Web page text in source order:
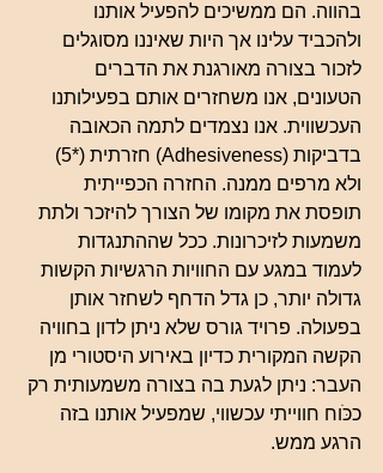
בהווה. הם ממשיכים להפעיל אותנו
ולהכביד עלינו אך היות שאיננו מסוגלים
לזכור בצורה מאורגנת את הדברים
הטעונים, אנו משחזרים אותם בפעילותנו
העכשווית. אנו נצמדים לתמה הכאובה
בדביקות (Adhesiveness) חזרתית (*5)
ולא מרפים ממנה. החזרה הכפייתית
תופסת את מקומו של הצורך להיזכר ולתת
משמעות לזיכרונות. ככל שההתנגדות
לעמוד במגע עם החוויות הרגשיות הקשות
גדולה יותר, כן גדל הדחף לשחזר אותן
בפעולה. פרויד גורס שלא ניתן לדון בחוויה
הקשה המקורית כדיון באירוע היסטורי מן
העבר: ניתן לגעת בה בצורה משמעותית רק
ככֹּוח חווייתי עכשווי, שמפעיל אותנו בזה
הרגע ממש.